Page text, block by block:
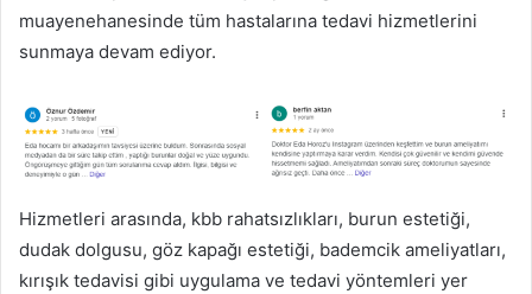
muayenehanesinde tüm hastalarına tedavi hizmetlerini
sunmaya devam ediyor.
Hizmetleri arasında, kbb rahatsızlıkları, burun estetiği,
dudak dolgusu, göz kapağı estetiği, bademcik ameliyatları,
kırışık tedavisi gibi uygulama ve tedavi yöntemleri yer